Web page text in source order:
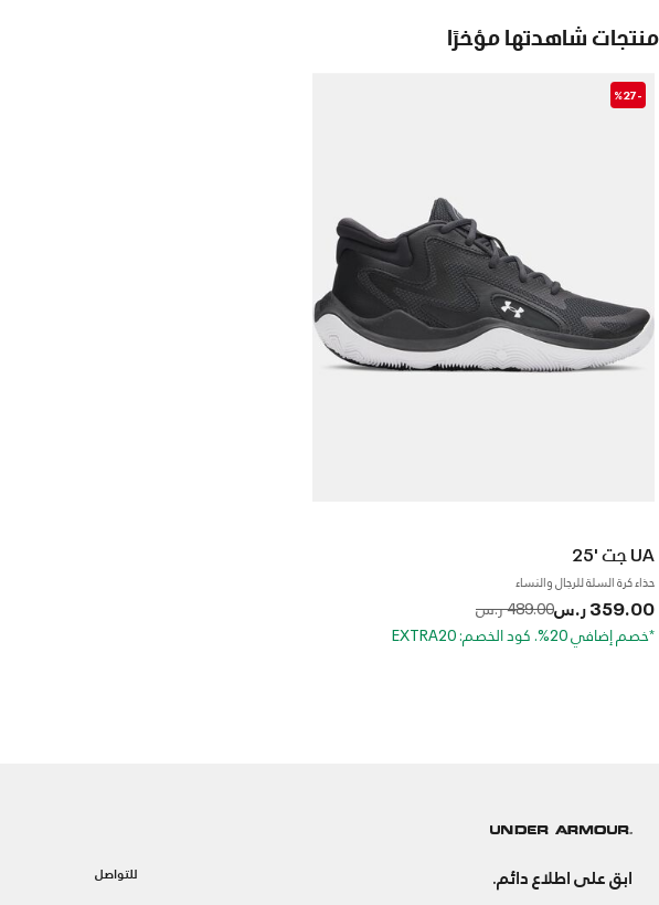
منتجات شاهدتها مؤخرًا
-%27
UA جت '25
حذاء كرة السلة للرجال والنساء
359.00 ر.س Price reduced from
489.00 ر.س
to
*خصم إضافي 20%. كود الخصم: EXTRA20
ابق على اطلاع دائم. للتواصل